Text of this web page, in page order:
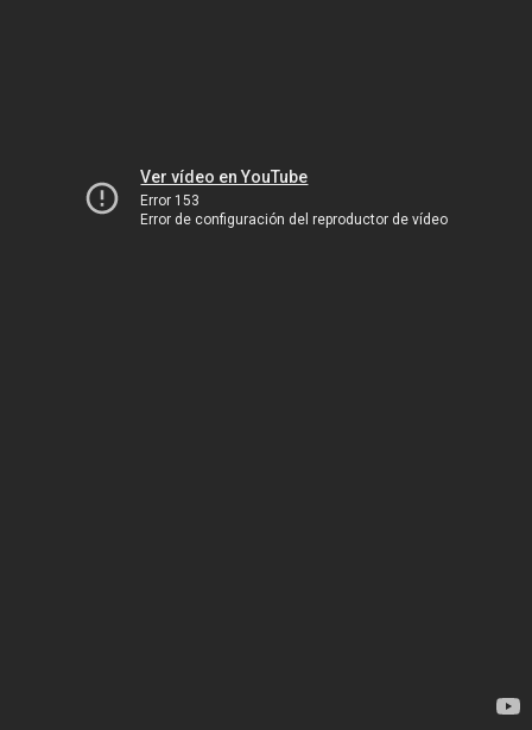
Ver vídeo en YouTube
Error 153
Error de configuración del reproductor de vídeo